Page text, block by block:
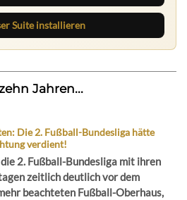
Suite installieren
Jahren...
Die 2. Fußball-Bundesliga hätte
verdient!
2. Fußball-Bundesliga mit ihren
zeitlich deutlich vor dem
beachteten Fußball-Oberhaus,